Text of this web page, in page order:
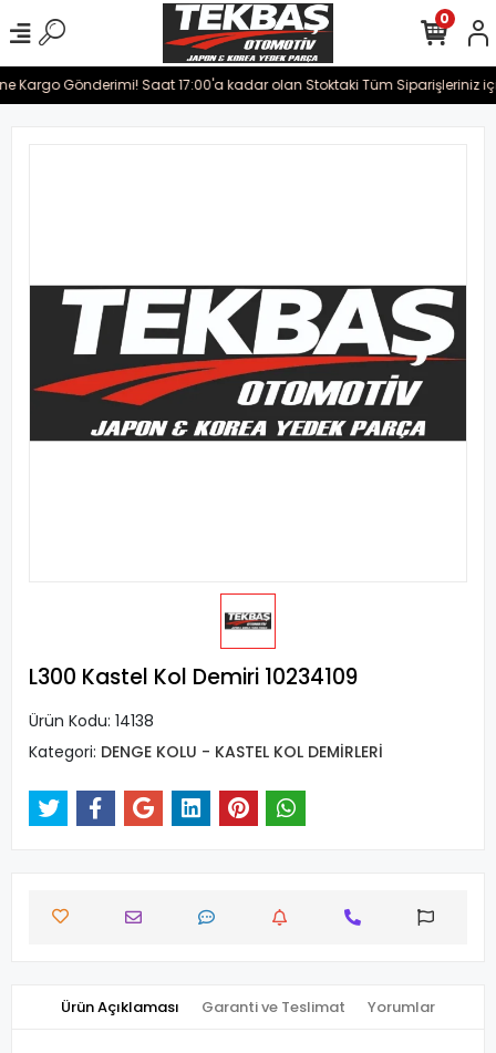
Kargo Gönderimi! Saat 17:00'a kadar olan Stoktaki Tüm Siparişleriniz
0
L300 Kastel Kol Demiri 10234109
Ürün Kodu: 14138
Kategori: DENGE KOLU - KASTEL KOL DEMİRLERİ
Ürün Açıklaması Garanti ve Teslimat Yorumlar